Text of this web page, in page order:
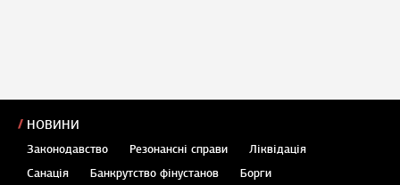
НОВИНИ
Законодавство Резонансні справи
Ліквідація
Санація
Банкрутство фінустанов
Борги